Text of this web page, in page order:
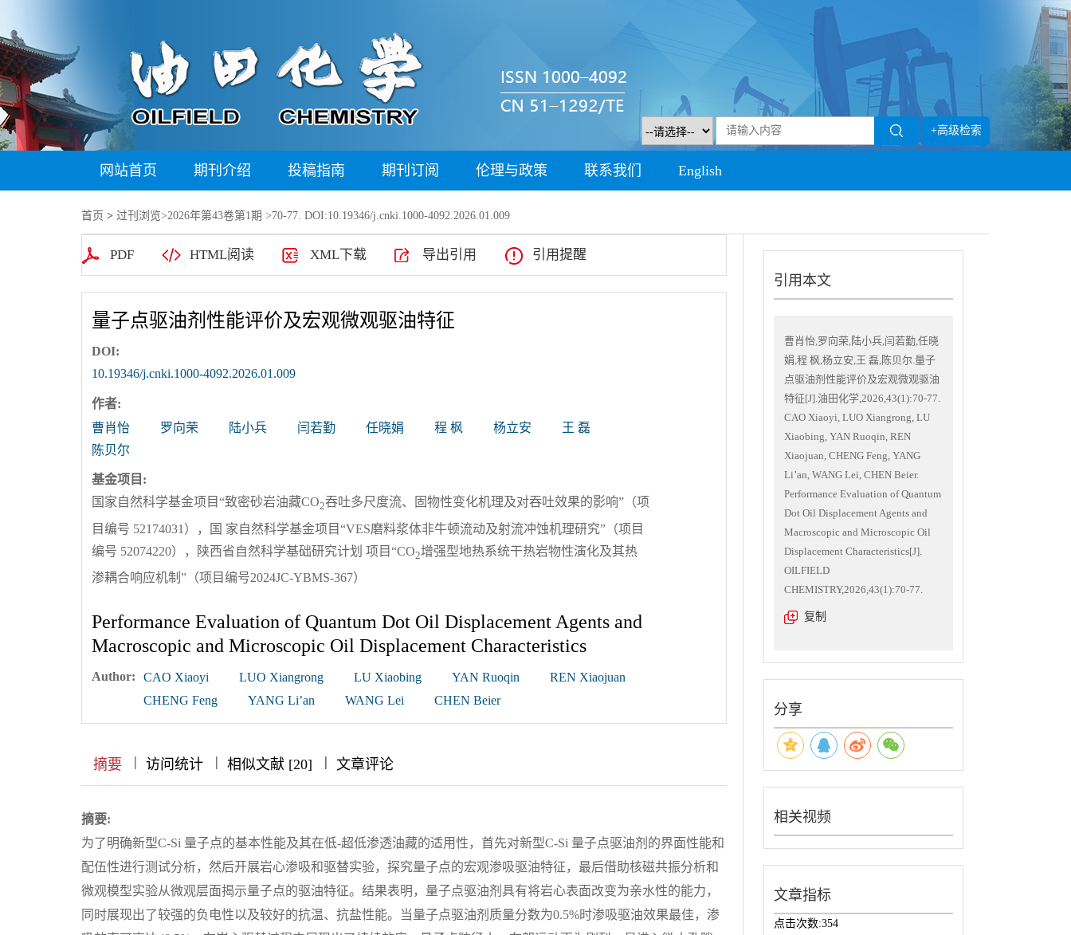
+高级检索
网站首页 期刊介绍 投稿指南 期刊订阅 伦理与政策 联系我们 English
首页 > 过刊浏览>2026年第43卷第1期 >70-77. DOI:10.19346/j.cnki.1000-4092.2026.01.009
PDF HTML阅读 XML下载 导出引用 引用提醒
量子点驱油剂性能评价及宏观微观驱油特征
DOI:
10.19346/j.cnki.1000-4092.2026.01.009
作者:
曹肖怡
罗向荣 陆小兵 闫若勤 任晓娟 程 枫 杨立安
王 磊
陈贝尔
基金项目:
国家自然科学基金项目“致密砂岩油藏CO2吞吐多尺度流、固物性变化机理及对吞吐效果的影响”（项
目编号 52174031），国 家自然科学基金项目“VES磨料浆体非牛顿流动及射流冲蚀机理研究”（项目
编号 52074220），陕西省自然科学基础研究计划 项目“CO2增强型地热系统干热岩物性演化及其热
渗耦合响应机制”（项目编号2024JC-YBMS-367）
Performance Evaluation of Quantum Dot Oil Displacement Agents and
Macroscopic and Microscopic Oil Displacement Characteristics
Author: CAO Xiaoyi LUO Xiangrong LU Xiaobing YAN Ruoqin
REN Xiaojuan
CHENG Feng
YANG Li’an WANG Lei CHEN Beier
摘要 || 访问统计 || 相似文献 [20] ||| 文章评论
摘要:
为了明确新型C-Si 量子点的基本性能及其在低-超低渗透油藏的适用性，首先对新型C-Si 量子点驱油剂的界面性能和
配伍性进行测试分析，然后开展岩心渗吸和驱替实验，探究量子点的宏观渗吸驱油特征，最后借助核磁共振分析和
微观模型实验从微观层面揭示量子点的驱油特征。结果表明，量子点驱油剂具有将岩心表面改变为亲水性的能力，
同时展现出了较强的负电性以及较好的抗温、抗盐性能。当量子点驱油剂质量分数为0.5%时渗吸驱油效果最佳，渗
引用本文
曹肖怡,罗向荣,陆小兵,闫若勤,任晓
娟,程 枫,杨立安,王 磊,陈贝尔.量子
点驱油剂性能评价及宏观微观驱油
特征[J].油田化学,2026,43(1):70-77.
CAO Xiaoyi, LUO Xiangrong, LU
Xiaobing, YAN Ruoqin, REN
Xiaojuan, CHENG Feng, YANG
Li’an, WANG Lei, CHEN Beier.
Performance Evaluation of Quantum
Dot Oil Displacement Agents and
Macroscopic and Microscopic Oil
Displacement Characteristics[J].
OILFIELD
CHEMISTRY,2026,43(1):70-77.
复制
分享
相关视频
文章指标
点击次数:354